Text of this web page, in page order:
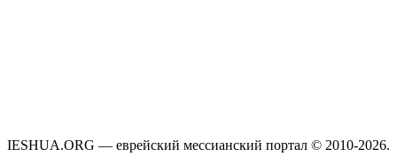
IESHUA.ORG — еврейский мессианский портал © 2010-2026.